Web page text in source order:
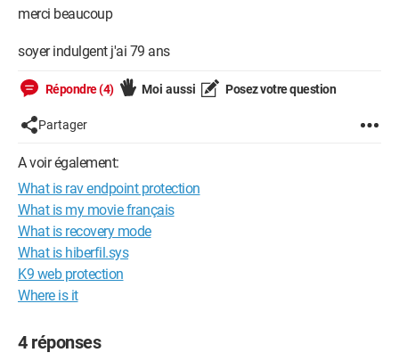
merci beaucoup
soyer indulgent j'ai 79 ans
Répondre (4) Moi aussi Posez votre question
Partager
A voir également:
What is rav endpoint protection
What is my movie français
What is recovery mode
What is hiberfil.sys
K9 web protection
Where is it
4 réponses